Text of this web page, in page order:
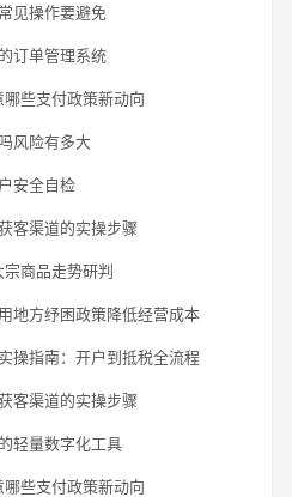
见操作要避免
订单管理系统
些支付政策新动向
风险有多大
安全自检
客渠道的实操步骤
商品走势研判
地方纾困政策降低经营成本
操指南：开户到抵税全流程
客渠道的实操步骤
轻量数字化工具
些支付政策新动向